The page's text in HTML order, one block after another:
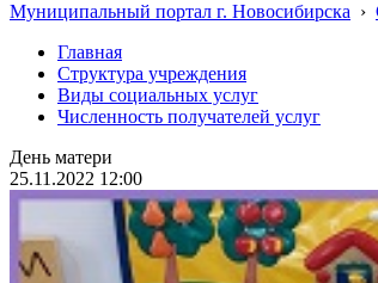
Муниципальный портал г. Новосибирска ›
Главная
Структура учреждения
Виды социальных услуг
Численность получателей услуг
День матери
25.11.2022 12:00